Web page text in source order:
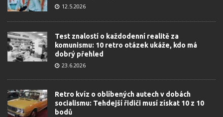
12.5.2026
Test znalostí o každodenní realitě za
komunismu: 10 retro otázek ukáže, kdo má
dobrý přehled
23.6.2026
Retro kvíz o oblíbených autech v dobách
socialismu: Tehdejší řidiči musí získat 10 z 10
bodů